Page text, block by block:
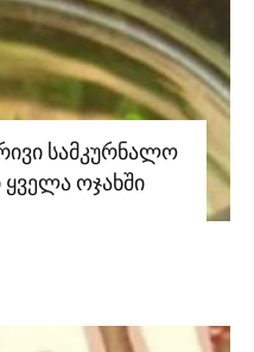
სამკურნალო
ყველა ოჯახში